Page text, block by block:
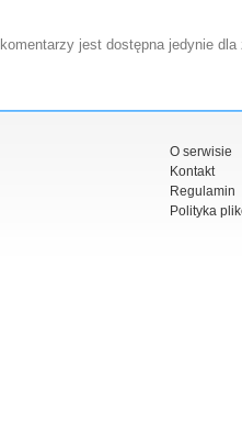
jest dostępna jedynie
O serwisie
Kontakt
Regulamin
Polityka